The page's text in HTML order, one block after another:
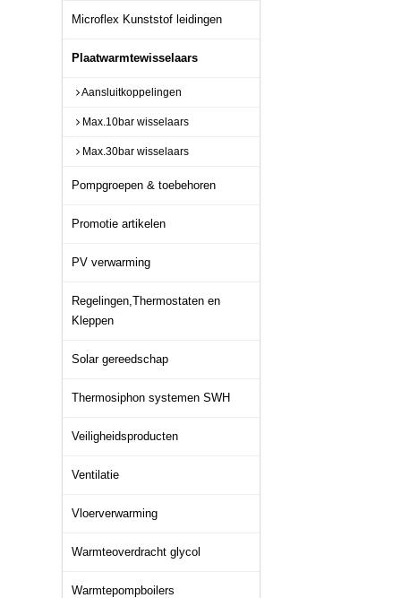
Microflex Kunststof leidingen
Plaatwarmtewisselaars
Aansluitkoppelingen
Max.10bar wisselaars
Max.30bar wisselaars
Pompgroepen & toebehoren
Promotie artikelen
PV verwarming
Regelingen,Thermostaten en
Kleppen
Solar gereedschap
Thermosiphon systemen SWH
Veiligheidsproducten
Ventilatie
Vloerverwarming
Warmteoverdracht glycol
Warmtepompboilers